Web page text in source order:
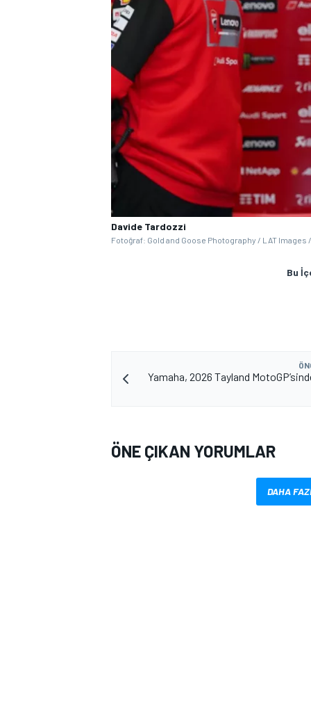
Davide Tardozzi
Fotoğraf: Gold and Goose Photography / LAT Images
Bu
Yamaha, 2026 Tayland
ÖNE ÇIKAN YORUMLAR
DAHA